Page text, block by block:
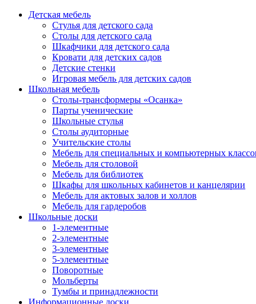
Детская мебель
Стулья для детского сада
Столы для детского сада
Шкафчики для детского сада
Кровати для детских садов
Детские стенки
Игровая мебель для детских садов
Школьная мебель
Столы-трансформеры «Осанка»
Парты ученические
Школьные стулья
Столы аудиторные
Учительские столы
Мебель для специальных и компьютерных
Мебель для столовой
Мебель для библиотек
Шкафы для школьных кабинетов и канцелярии
Мебель для актовых залов и холлов
Мебель для гардеробов
Школьные доски
1-элементные
2-элементные
3-элементные
5-элементные
Поворотные
Мольберты
Тумбы и принадлежности
Информационные доски